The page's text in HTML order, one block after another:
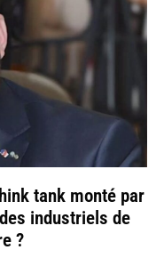
tank monté par
industriels de
?